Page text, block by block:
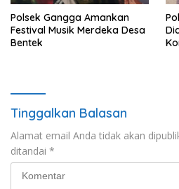
Polsek Gangga Amankan
Festival Musik Merdeka Desa
Bentek
Tinggalkan Balasan
Alamat email Anda tidak akan
ditandai *